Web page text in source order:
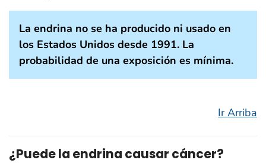
La endrina no se ha producido ni usado en
los Estados Unidos desde 1991. La
probabilidad de una exposición es mínima.
Ir Arriba
¿Puede la endrina causar cáncer?